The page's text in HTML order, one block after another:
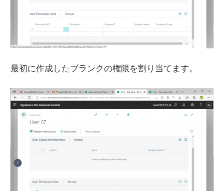
最初に作成したブランクの権限を割り当てます。